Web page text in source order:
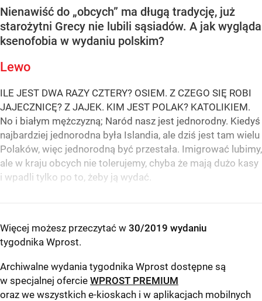
Nienawiść do „obcych” ma długą tradycję, już
starożytni Grecy nie lubili sąsiadów. A jak wygląda
ksenofobia w wydaniu polskim?
Lewo
ILE JEST DWA RAZY CZTERY? OSIEM. Z CZEGO SIĘ ROBI
JAJECZNICĘ? Z JAJEK. KIM JEST POLAK? KATOLIKIEM.
No i białym mężczyzną; Naród nasz jest jednorodny. Kiedyś
najbardziej jednorodna była Islandia, ale dziś jest tam wielu
Polaków, więc jednorodną być przestała. Imigrować lubimy,
ale w kraju obcych nie tolerujemy, chyba że mają dużo kasy
i wpadli tylko po to, żeby ją wydać.
Więcej możesz przeczytać w 30/2019 wydaniu
tygodnika Wprost.
Archiwalne wydania tygodnika Wprost dostępne są
w specjalnej ofercie WPROST PREMIUM
oraz we wszystkich e-kioskach i w aplikacjach mobilnych